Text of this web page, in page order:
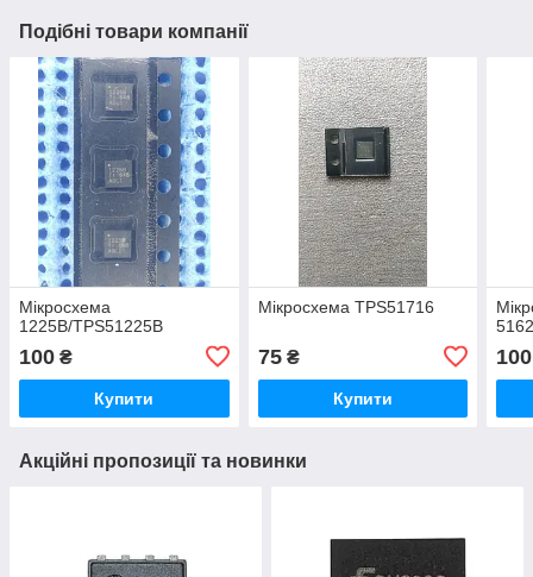
Подібні товари компанії
Мікросхема
1225B/TPS51225B
100 ₴
Купити
Мікросхема TPS51716
75₴
Купити
100
Акційні пропозиції та новинки